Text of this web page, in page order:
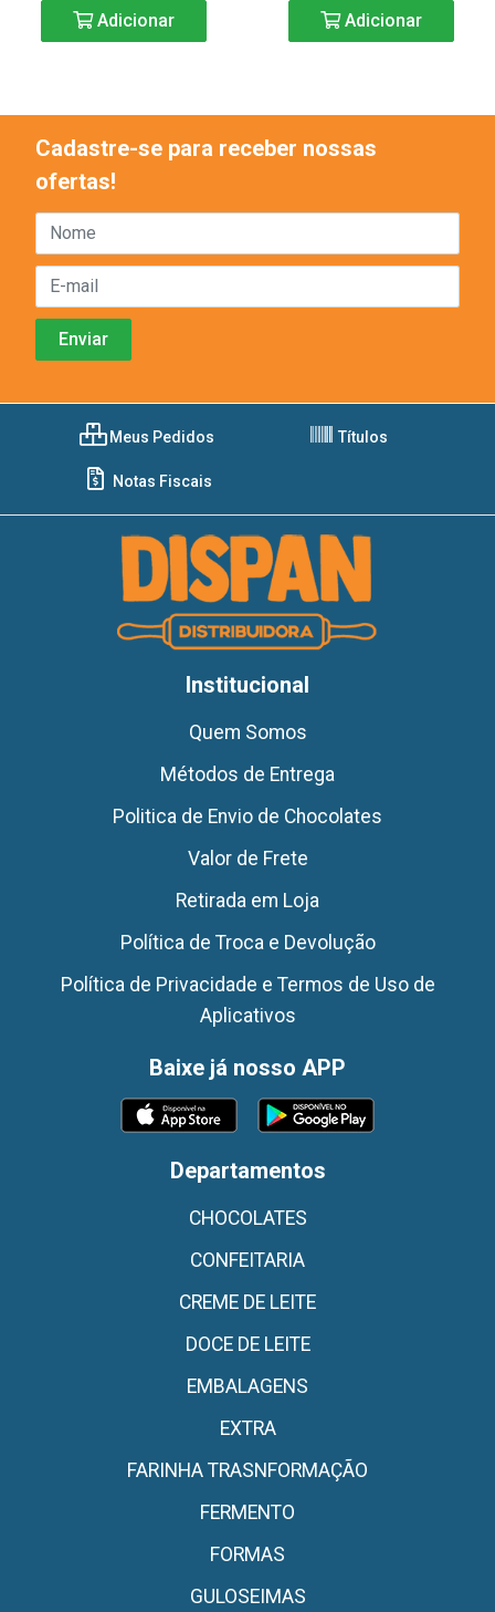
Adicionar Adicionar
Cadastre-se para receber nossas
ofertas!
Meus Pedidos Títulos
Notas Fiscais
Institucional
Quem Somos
Métodos de Entrega
Politica de Envio de Chocolates
Valor de Frete
Retirada em Loja
Política de Troca e Devolução
Política de Privacidade e Termos de Uso de
Aplicativos
Baixe já nosso APP
Departamentos
CHOCOLATES
CONFEITARIA
CREME DE LEITE
DOCE DE LEITE
EMBALAGENS
EXTRA
FARINHA TRASNFORMAÇÃO
FERMENTO
FORMAS
GULOSEIMAS